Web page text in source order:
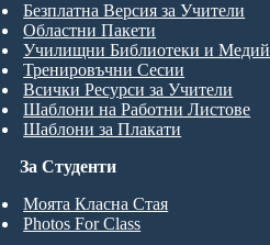
За Студенти
Моята Класна Стая
Photos For Class
Безплатна Версия за Учители
Областни Пакети
Училищни Библиотеки и
Тренировъчни Сесии
Всички Ресурси за Учители
Шаблони на Работни Листове
Шаблони за Плакати